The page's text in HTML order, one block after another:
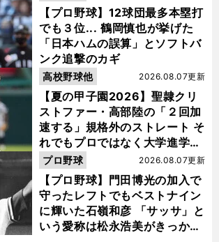
【プロ野球】12球団最多本塁打
でも３位... 鶴岡慎也が挙げた
「日本ハムの誤算」とソフトバ
ンク追撃のカギ
【夏の甲子園2026】聖隷クリ
ストファー・高部陸の「２回加
速する」規格外のストレート そ
れでもプロではなく大学進学を
選ぶ理由
2026.08.07更新
高校野球他
【プロ野球】門田博光の加入で
守ったレフトでもベストナイン
に輝いた石嶺和彦 「サッサ」と
いう愛称は松永浩美がきっか
2026.08.07更新
プロ野球